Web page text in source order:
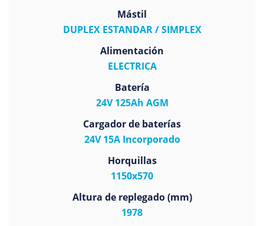
Mástil
DUPLEX ESTANDAR / SIMPLEX
Alimentación
ELECTRICA
Batería
24V 125Ah AGM
Cargador de baterías
24V 15A Incorporado
Horquillas
1150x570
Altura de replegado (mm)
1978